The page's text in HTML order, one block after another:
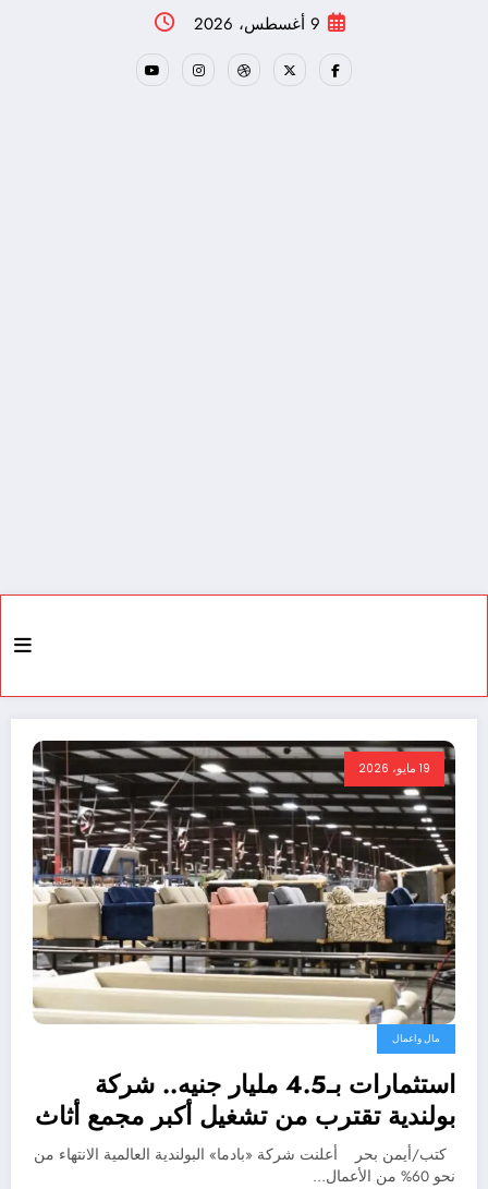
9 أغسطس، 2026
19 مايو، 2026
مال واعمال
استثمارات بـ4.5 مليار جنيه.. شركة
بولندية تقترب من تشغيل أكبر مجمع أثاث
فى العلمين
كتب/أيمن بحر أعلنت شركة «بادما» البولندية العالمية الانتهاء من
نحو 60% من الأعمال…